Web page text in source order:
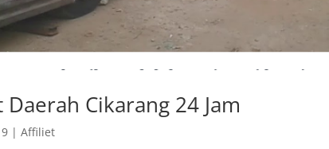
Cikarang 24 Jam
|Affiliet